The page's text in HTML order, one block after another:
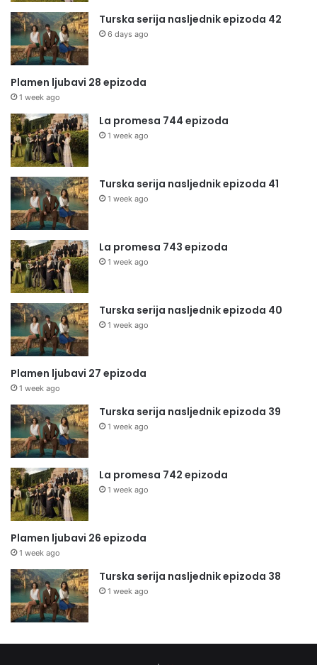
Turska serija nasljednik epizoda 42
6 days ago
Plamen ljubavi 28 epizoda
1 week ago
La promesa 744 epizoda
1 week ago
Turska serija nasljednik epizoda 41
1 week ago
La promesa 743 epizoda
1 week ago
Turska serija nasljednik epizoda 40
1 week ago
Plamen ljubavi 27 epizoda
1 week ago
Turska serija nasljednik epizoda 39
1 week ago
La promesa 742 epizoda
1 week ago
Plamen ljubavi 26 epizoda
1 week ago
Turska serija nasljednik epizoda 38
1 week ago